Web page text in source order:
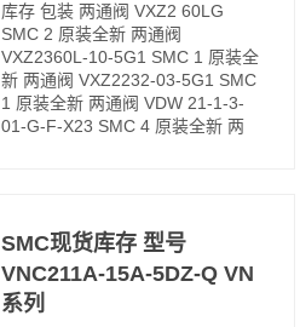
库存 包装 两通阀 VXZ2 60LG
SMC 2 原装全新 两通阀
VXZ2360L-10-5G1 SMC 1 原装全
新 两通阀 VXZ2232-03-5G1 SMC
1 原装全新 两通阀 VDW 21-1-3-
01-G-F-X23 SMC 4 原装全新 两
SMC现货库存 型号
VNC211A-15A-5DZ-Q VN
系列